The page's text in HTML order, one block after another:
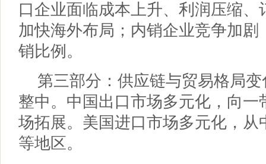
口企业面临成本上升、利润压缩
加快海外布局；内销企业竞争加
销比例。
第三部分：供应链与贸易格局
整中。中国出口市场多元化，向一
场拓展。美国进口市场多元化，
等地区。